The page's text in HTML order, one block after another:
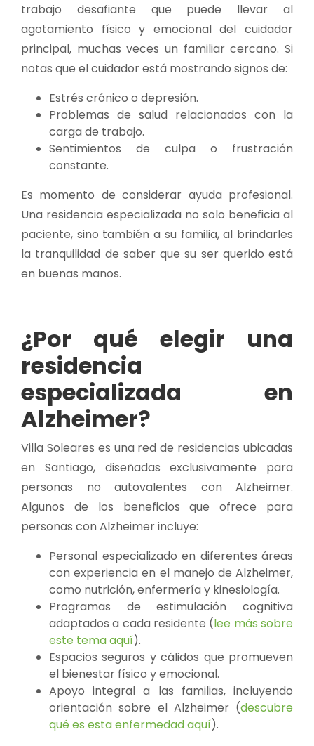
trabajo desafiante que puede llevar al
agotamiento físico y emocional del cuidador
principal, muchas veces un familiar cercano. Si
notas que el cuidador está mostrando signos de:
Estrés crónico o depresión.
Problemas de salud relacionados con la
carga de trabajo.
Sentimientos de culpa o frustración
constante.
Es momento de considerar ayuda profesional.
Una residencia especializada no solo beneficia al
paciente, sino también a su familia, al brindarles
la tranquilidad de saber que su ser querido está
en buenas manos.
¿Por qué elegir una
residencia
especializada en
Alzheimer?
Villa Soleares es una red de residencias ubicadas
en Santiago, diseñadas exclusivamente para
personas no autovalentes con Alzheimer.
Algunos de los beneficios que ofrece para
personas con Alzheimer incluye:
Personal especializado en diferentes áreas
con experiencia en el manejo de Alzheimer,
como nutrición, enfermería y kinesiología.
Programas de estimulación cognitiva
adaptados a cada residente (lee más sobre
este tema aquí).
Espacios seguros y cálidos que promueven
el bienestar físico y emocional.
Apoyo integral a las familias, incluyendo
orientación sobre el Alzheimer (descubre
qué es esta enfermedad aquí).